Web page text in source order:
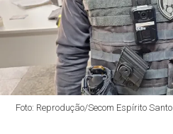
Foto: Reprodução/Secom Espírito Santo